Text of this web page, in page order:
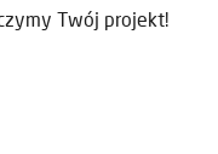
Twój projekt!